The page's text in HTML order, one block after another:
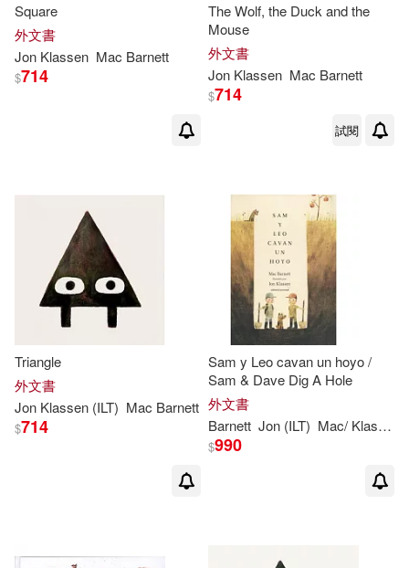
Square
外文書
Jon Klassen Mac Barnett
$714
The Wolf, the Duck and the
Mouse
外文書
Jon Klassen Mac Barnett
$714
試閱
Triangle
外文書
Jon Klassen (ILT) Mac Barnett
$714
Sam y Leo cavan un hoyo /
Sam & Dave Dig A Hole
外文書
Barnett Jon (ILT) Mac/ Klassen
$990